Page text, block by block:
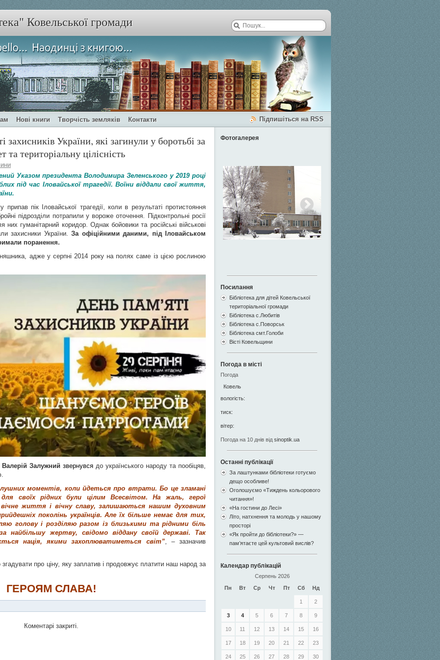
Ковельської громади
Нові книги Творчість земляків Контакти Підпишіться на RSS
України, які загинули у боротьбі за
та територіальну цілісність
Указом президента Володимира Зеленського у 2019 році
під час Іловайської трагедії. Воїни віддали свої життя,
пік Іловайської трагедії, коли в результаті протистояння
підрозділи потрапили у вороже оточення. Підконтрольні росії
них гуманітарний коридор. Однак бойовики та російські військові
захисники України. За офіційними даними, під Іловайськом
поранення.
адже у серпні 2014 року на полях саме із цією рослиною
Валерій Залужний звернувся до українського народу та пообіцяв,
моментів, коли йдеться про втрати. Бо це зламані
своїх рідних були цілим Всесвітом. На жаль, герої
життя і вічну славу, залишаються нашим духовним
поколінь українців. Але їх більше немає для тих,
голову і розділяю разом із близькими та рідними біль
найбільшу жертву, свідомо віддану своїй державі. Так
нація, якими захоплюватиметься світ”, – зазначив
про ціну, яку заплатив і продовжує платити наш народ за
ГЕРОЯМ СЛАВА!
Коментарі закриті.
Фотогалерея
Посилання
Бібліотека для дітей Ковельської
територіальної громади
Бібліотека с.Любитів
Бібліотека с.Поворськ
Бібліотека смт.Голоби
Вісті Ковельщини
Погода в місті
Погода
Ковель
вологість:
тиск:
вітер:
Погода на 10 днів від sinoptik.ua
Останні публікації
За лаштунками бібліотеки готуємо
дещо особливе!
Оголошуємо «Тиждень кольорового
читання»!
«На гостини до Лесі»
Літо, натхнення та молодь у нашому
просторі
«Як пройти до бібліотеки?» —
пам’ятаєте цей культовий вислів?
Календар публікацій
Серпень 2026
Пн
Вт Ср Чт Пт Сб Нд
1 2
3 4 5 6 7 8 9
10 11 12 13 14 15 16
17 18 19 20 21 22 23
24 25 26 27 28 29 30